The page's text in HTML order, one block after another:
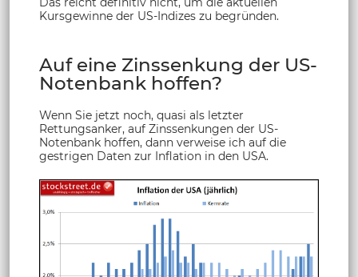
Kursgewinne der US-Indizes zu begründen.
Auf eine Zinssenkung der US-
Notenbank hoffen?
Wenn Sie jetzt noch, quasi als letzter
Rettungsanker, auf Zinssenkungen der US-
Notenbank hoffen, dann verweise ich auf die
gestrigen Daten zur Inflation in den USA.